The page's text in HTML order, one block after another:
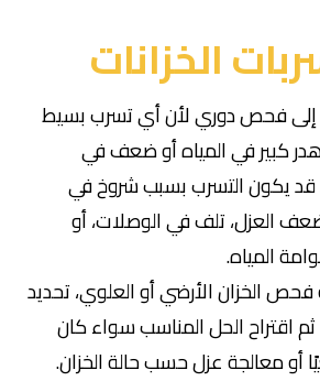
الخزانات
إلى فحص دوري لأن أي تسرب بسيط
كبير في المياه أو ضعف في
قد يكون التسرب بسبب شروخ في
العزل، تلف في الوصلات، أو
المياه.
الخزان الأرضي أو العلوي، تحديد
اقتراح الحل المناسب سواء كان
أو معالجة عزل حسب حالة الخزان.